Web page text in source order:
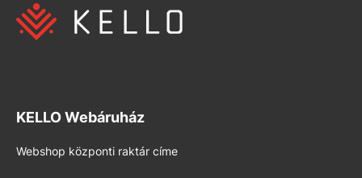
KELLO Webáruház
Webshop központi raktár címe